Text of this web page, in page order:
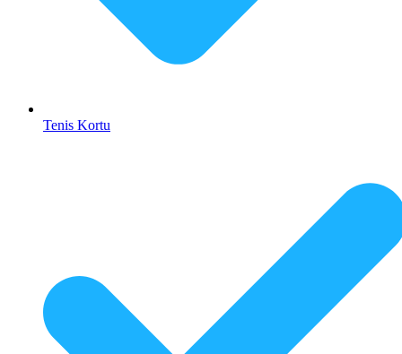
Tenis Kortu